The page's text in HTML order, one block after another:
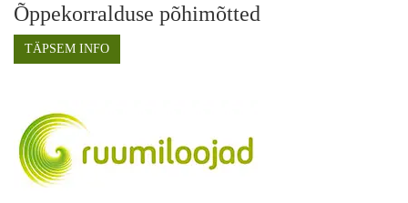
Õppekorralduse põhimõtted
TÄPSEM INFO